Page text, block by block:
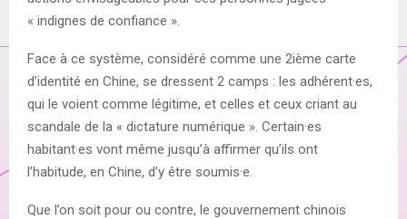
« indignes de confiance ».
Face à ce système, considéré comme une 2ième carte
d’identité en Chine, se dressent 2 camps : les adhérent·es,
qui le voient comme légitime, et celles et ceux criant au
scandale de la « dictature numérique ». Certain·es
habitant·es vont même jusqu’à affirmer qu’ils ont
l’habitude, en Chine, d’y être soumis·e.
Que l’on soit pour ou contre, le gouvernement chinois